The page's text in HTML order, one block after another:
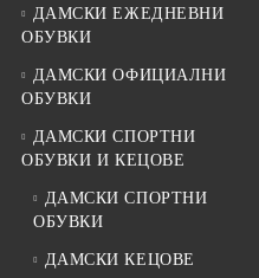
ДАМСКИ ЕЖЕДНЕВНИ
ОБУВКИ
ДАМСКИ ОФИЦИАЛНИ
ОБУВКИ
ДАМСКИ СПОРТНИ
ОБУВКИ И КЕЦОВЕ
ДАМСКИ СПОРТНИ
ОБУВКИ
ДАМСКИ КЕЦОВЕ